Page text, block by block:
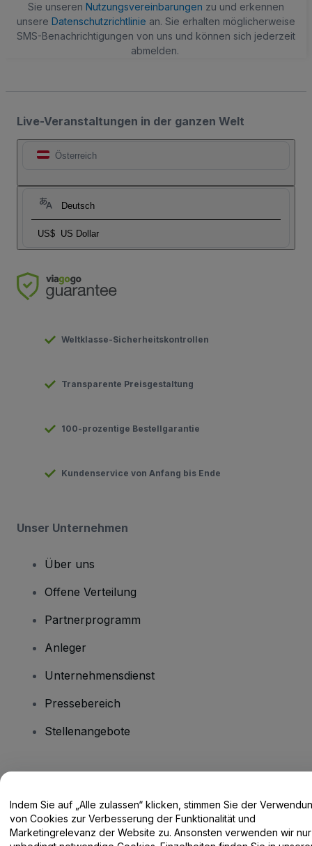
Sie unseren Nutzungsvereinbarungen zu und erkennen
unsere Datenschutzrichtlinie an. Sie erhalten möglicherweise
SMS-Benachrichtigungen von uns und können sich jederzeit
abmelden.
Live-Veranstaltungen in der ganzen Welt
Österreich
Deutsch
US$ US Dollar
Weltklasse-Sicherheitskontrollen
Transparente Preisgestaltung
100-prozentige Bestellgarantie
Kundenservice von Anfang bis Ende
Unser Unternehmen
Über uns
Offene Verteilung
Partnerprogramm
Anleger
Unternehmensdienst
Pressebereich
Stellenangebote
Hilfe-Center / Kontakt
Indem Sie auf „Alle zulassen“ klicken, stimmen Sie der
von Cookies zur Verbesserung der Funktionalität und
Marketingrelevanz der Website zu. Ansonsten verwenden wir nur